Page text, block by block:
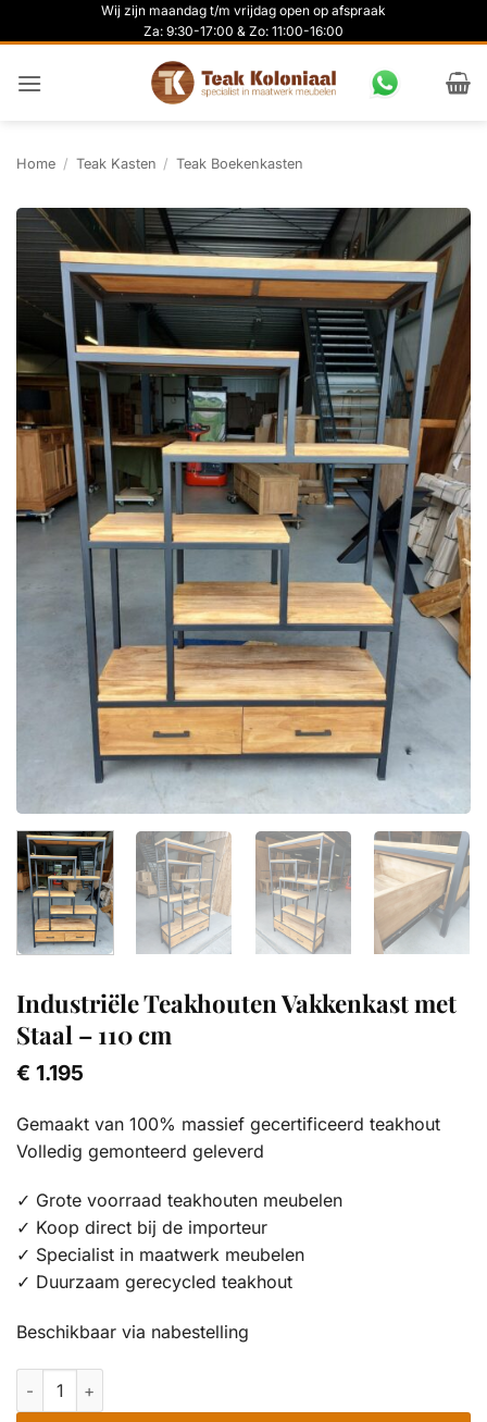
naar
Wij zijn maandag t/m vrijdag open op afspraak
Za: 9:30-17:00 & Zo: 11:00-16:00
Home / Teak Kasten / Teak Boekenkasten
Industriële Teakhouten Vakkenkast met
Staal – 110 cm
€ 1.195
Gemaakt van 100% massief gecertificeerd teakhout
Volledig gemonteerd geleverd
✓ Grote voorraad teakhouten meubelen
✓ Koop direct bij de importeur
✓ Specialist in maatwerk meubelen
✓ Duurzaam gerecycled teakhout
Beschikbaar via nabestelling
Industriële Teakhouten Vakkenkast met Staal - 110 cm aantal